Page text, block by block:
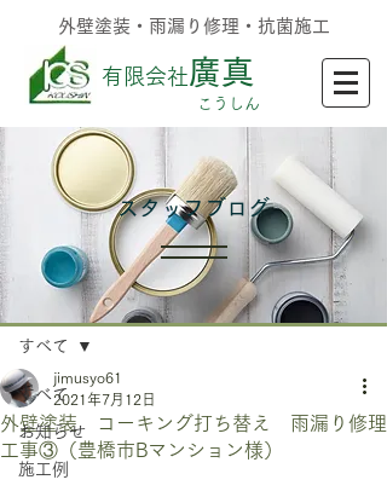
外壁塗装・雨漏り修理・抗菌施工
有限会社廣真
​こうしん
記事
すべて
お知らせ
施工例
すべて
外壁塗装 コーキング打ち替え 雨漏り修理
工事③（豊橋市Bマンション様）
jimusyo61
2021年7月12日
​スタッフブログ